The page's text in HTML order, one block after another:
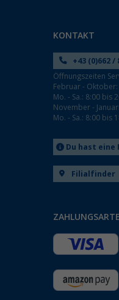
KONTAKT
+43 (0)662 /
Öffnungszeiten
Februar - Oktober:
Mo. - Sa.: 8:00 bis
November - Januar:
Mo. - Sa.: 8:00 bis
Du hast eine
Filialfinder